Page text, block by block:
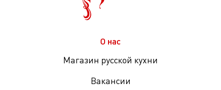
О нас
Магазин русской кухни
Вакансии